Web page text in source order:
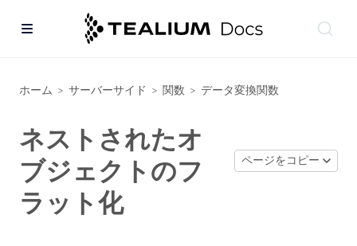
ホーム > サーバーサイド > 関数 > データ変換関数
ネストされたオ
ブジェクトのフ
ラット化
ページをコピー